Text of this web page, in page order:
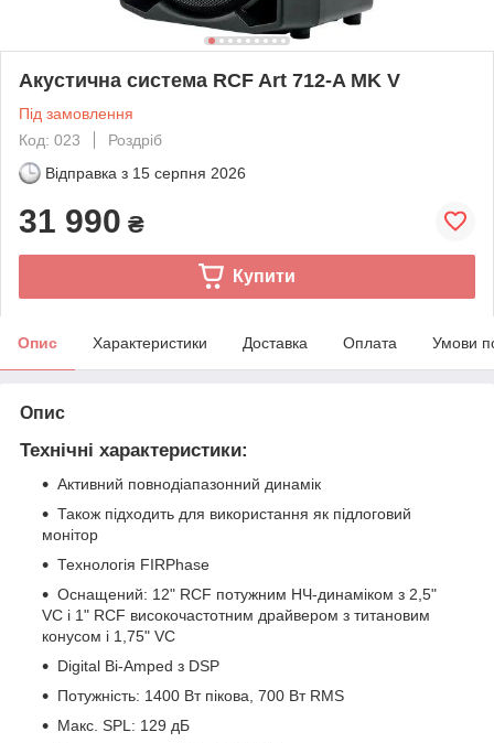
Акустична система RCF Art 712-A MK V
Під замовлення
Код: 023
Роздріб
Відправка з 15 серпня 2026
31 990 ₴
Купити
Опис Характеристики Доставка Оплата Умови
Опис
Технічні характеристики:
Активний повнодіапазонний динамік
Також підходить для використання як підлоговий
монітор
Технологія FIRPhase
Оснащений: 12" RCF потужним НЧ-динаміком з 2,5"
VC і 1" RCF високочастотним драйвером з титановим
конусом і 1,75" VC
Digital Bi-Amped з DSP
Потужність: 1400 Вт пікова, 700 Вт RMS
Макс. SPL: 129 дБ